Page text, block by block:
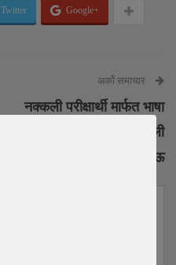
Twitter Google+
अर्को समाचार
नक्कली परीक्षार्थी मार्फत भाषा
पास गरी कोरिया आएका नेपाली
धमाधम पक्राऊ